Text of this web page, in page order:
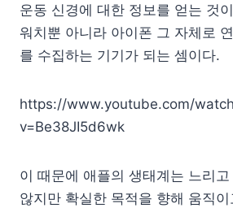
운동 신경에 대한 정보를 얻는 것
워치뿐 아니라 아이폰 그 자체로
를 수집하는 기기가 되는 셈이다.
https://www.youtube.com/
v=Be38JI5d6wk
이 때문에 애플의 생태계는 느리
않지만 확실한 목적을 향해 움직